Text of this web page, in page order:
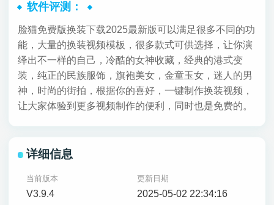
软件评测：
脸猫免费版换装下载2025最新版可以满足很多不同的功
能，大量的换装视频模板，很多款式可供选择，让你演
绎出不一样的自己，冷酷的女神收藏，经典的港式变
装，纯正的民族服饰，旗袍美女，金童玉女，迷人的男
神，时尚的街拍，根据你的喜好，一键制作换装视频，
让大家体验到更多视频制作的便利，同时也是免费的。
详细信息
当前版本
V3.9.4
更新日期
2025-05-02 22:34:16